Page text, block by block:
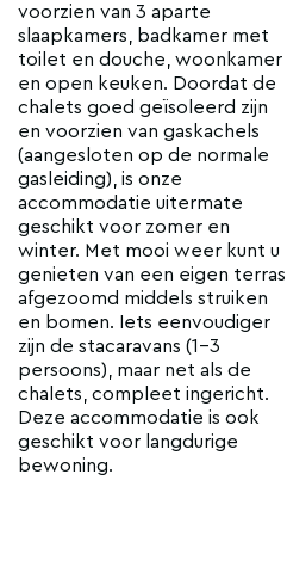
voorzien van 3 aparte
slaapkamers, badkamer met
toilet en douche, woonkamer
en open keuken. Doordat de
chalets goed geïsoleerd zijn
en voorzien van gaskachels
(aangesloten op de normale
gasleiding), is onze
accommodatie uitermate
geschikt voor zomer en
winter. Met mooi weer kunt u
genieten van een eigen terras
afgezoomd middels struiken
en bomen. Iets eenvoudiger
zijn de stacaravans (1-3
persoons), maar net als de
chalets, compleet ingericht.
Deze accommodatie is ook
geschikt voor langdurige
bewoning.